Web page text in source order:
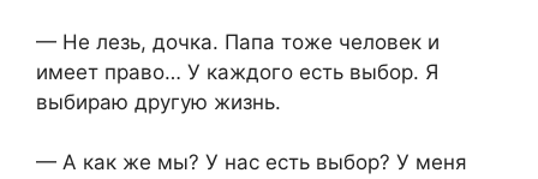
— Не лезь, дочка. Папа тоже человек и
имеет право… У каждого есть выбор. Я
выбираю другую жизнь.
— А как же мы? У нас есть выбор? У меня